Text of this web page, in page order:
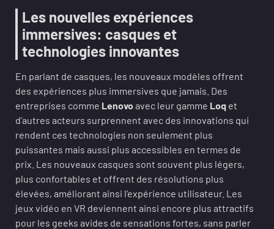
Les nouvelles expériences
immersives: casques et
technologies innovantes
En parlant de casques, les nouveaux modèles offrent
des expériences plus immersives que jamais. Des
entreprises comme Lenovoavec leur gamme Loq et
d’autres acteurs surprennent avec des innovations qui
rendent ces technologies non seulement plus
puissantes mais aussi plus accessibles en termes de
prix. Les nouveaux casques sont souvent plus légers,
plus confortables et offrent des résolutions plus
élevées, améliorant ainsi l’expérience utilisateur. Les
jeux vidéo en VR deviennent ainsi encore plus attractifs
pour les geeks avides de sensations fortes, sans parler